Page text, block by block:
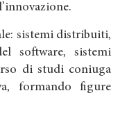
sistemi distribuiti,
software, sistemi
di studi coniuga
formando figure